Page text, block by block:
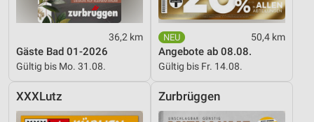
36,2 km
Gäste Bad 01-2026
Gültig bis Mo. 31.08.
50,4 km
Angebote ab 08.08.
Gültig bis Fr. 14.08.
XXXLutz Zurbrüggen